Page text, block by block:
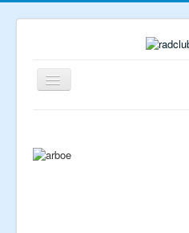
Navigation
an/aus